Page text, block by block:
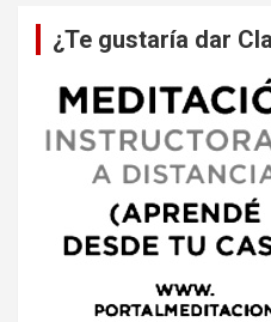
¿Te gustaría dar